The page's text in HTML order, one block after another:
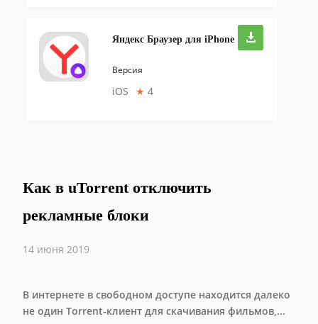
Яндекс Браузер для iPhone
Версия
iOS ★ 4
Как в uTorrent отключить
рекламные блоки
14 июня 2019
В интернете в свободном доступе находится далеко
не один Torrent-клиент для скачивания фильмов,...